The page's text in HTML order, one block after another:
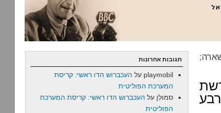
תגובות אחרונות
playmobil על העכברוש הדו ראשי: קריסת
המערכת הפוליטית
סמולן על העכברוש הדו ראשי: קריסת המערכת
הפוליטית